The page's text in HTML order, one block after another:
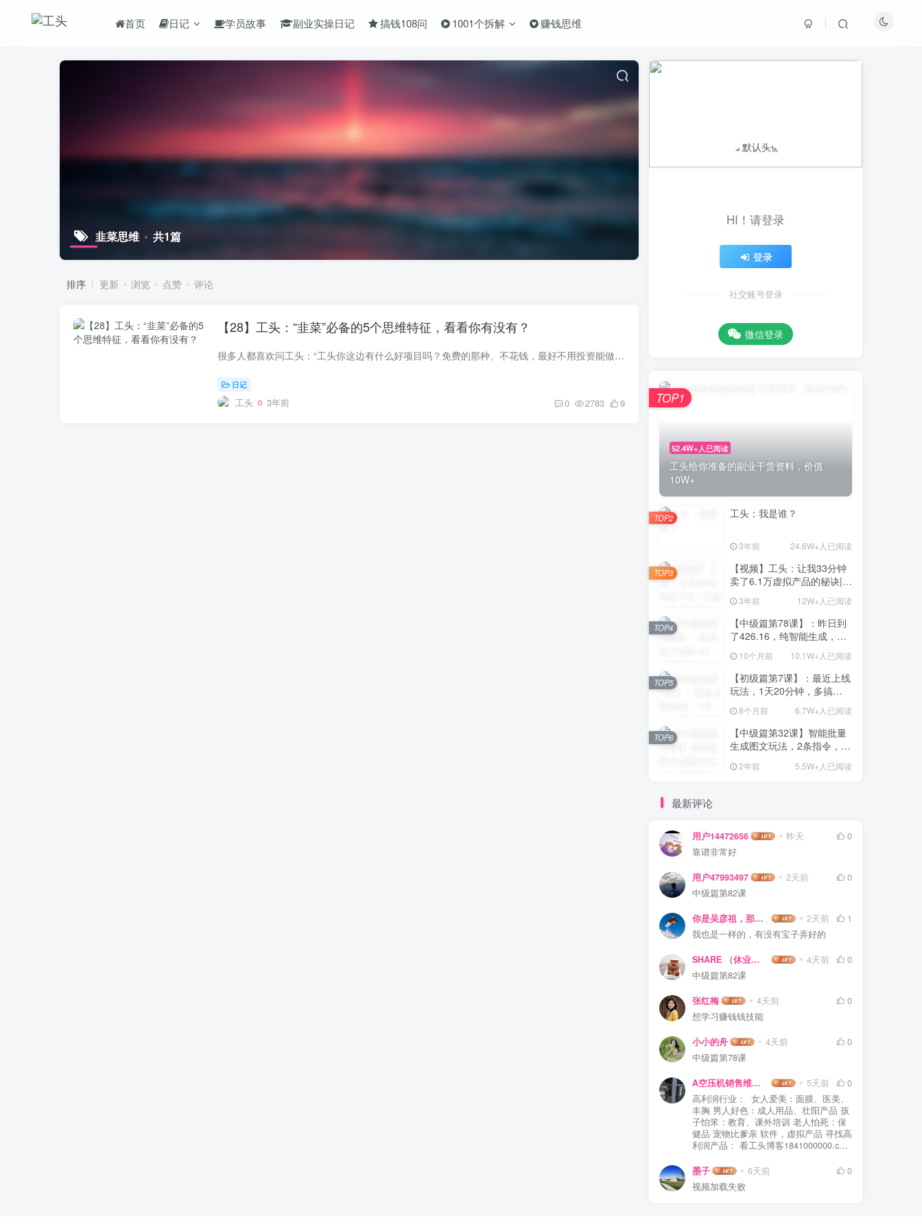
首页 日记 学员故事 副业实操日记 搞钱108问 1001个拆解 赚钱思维
韭菜思维 共1篇
排序 更新 浏览 点赞 评论
【28】工头：“韭菜”必备的5个思维特征，看看你有没有？
很多人都喜欢问工头：“工头你这边有什么好项目吗？免费的那种、不花钱，最好不用投资能做大的” 每次遇到这样的提问的时候，我都笑了，然后耐心的解释，其实内心的OS是：“韭菜”。 今天呢工头...
日记
工头 3年前 0 2783 9
HI！请登录
登录
社交账号登录
微信登录
52.4W+人已阅读
工头给你准备的副业干货资料，价值
10W+
TOP1
工头：我是谁？
3年前 24.6W+人已阅读
TOP2
【视频】工头：让我33分钟
卖了6.1万虚拟产品的秘诀|0
基础7天玩赚网络副业
3年前 12W+人已阅读
TOP3
【中级篇第78课】：昨日到
了426.16，纯智能生成，去
除痕迹！1天20分钟，1个月
多产8000+？
10个月前 10.1W+人已阅读
TOP4
【初级篇第7课】：最近上线
玩法，1天20分钟，多搞
100+，有人1天8000+？【亲
测有效】
8个月前 6.7W+人已阅读
TOP5
【中级篇第32课】智能批量
生成图文玩法，2条指令，每
950.04?？
2年前 5.5W+人已阅读
TOP6
最新评论
用户14472656 昨天
0
靠谱非常好
用户47993497 2天前
0
中级篇第82课
你是吴彦祖，那我是谁 2天前
1
我也是一样的，有没有宝子弄好的
SHARE （休业中） 4天前
0
中级篇第82课
张红梅 4天前
0
想学习赚钱钱技能
小小的舟 4天前
0
中级篇第78课
A空压机销售维修保养 5天前
0
高利润行业： 女人爱美：面膜、医美、
丰胸 男人好色：成人用品、壮阳产品 孩
子怕笨：教育、课外培训 老人怕死：保
健品 宠物比爹亲 软件，虚拟产品 寻找高
利润产品： 看工头博客1841000000.com
服务系统 流量系统 营销系统
墨子 6天前
0
视频加载失败